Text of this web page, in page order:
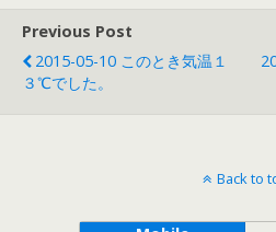
Previous Post
2015-05-10 このとき気温１
３℃でした。
Back to